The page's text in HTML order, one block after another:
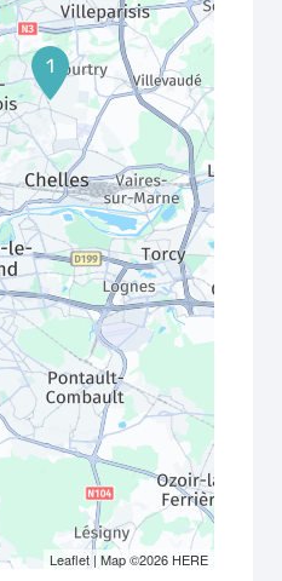
1
Leaflet| Map ©2026 HERE